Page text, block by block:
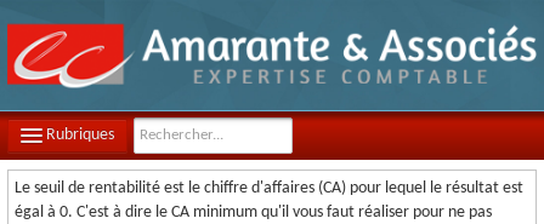
Rubriques
LE CABINET
Le seuil de rentabilité est le chiffre d'affaires (CA) pour lequel le résultat est
égal à 0. C'est à dire le CA minimum qu'il vous faut réaliser pour ne pas